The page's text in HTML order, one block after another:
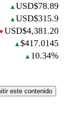
▲ USD$78.89
▲ USD$315.9
USD$4,381.20
▲ $417.0145
▲ 10.34%
este contenido